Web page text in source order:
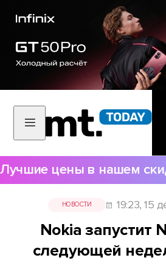
Лучшие цены в нашем
НОВОСТИ 19:23, 15
Nokia запустит
следующей